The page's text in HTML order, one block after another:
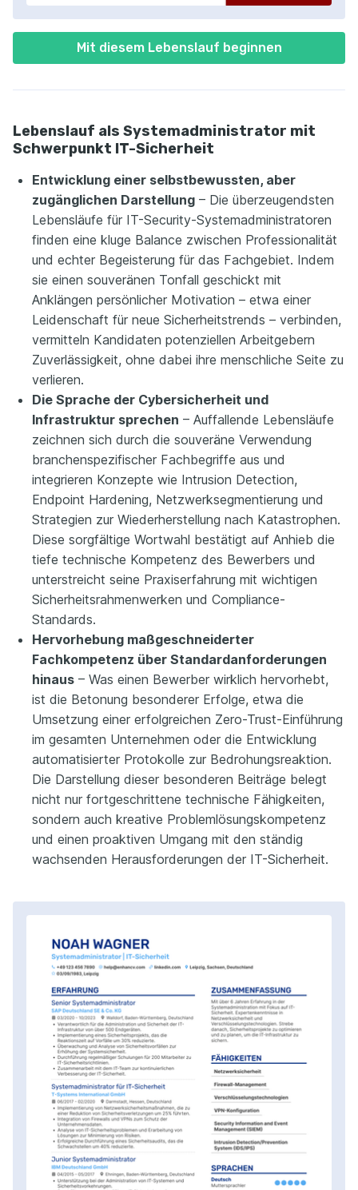
Mit diesem Lebenslauf beginnen
Lebenslauf als Systemadministrator mit
Schwerpunkt IT-Sicherheit
Entwicklung einer selbstbewussten, aber
zugänglichen Darstellung – Die überzeugendsten
Lebensläufe für IT-Security-Systemadministratoren
finden eine kluge Balance zwischen Professionalität
und echter Begeisterung für das Fachgebiet. Indem
sie einen souveränen Tonfall geschickt mit
Anklängen persönlicher Motivation – etwa einer
Leidenschaft für neue Sicherheitstrends – verbinden,
vermitteln Kandidaten potenziellen Arbeitgebern
Zuverlässigkeit, ohne dabei ihre menschliche Seite zu
verlieren.
Die Sprache der Cybersicherheit und
Infrastruktur sprechen – Auffallende Lebensläufe
zeichnen sich durch die souveräne Verwendung
branchenspezifischer Fachbegriffe aus und
integrieren Konzepte wie Intrusion Detection,
Endpoint Hardening, Netzwerksegmentierung und
Strategien zur Wiederherstellung nach Katastrophen.
Diese sorgfältige Wortwahl bestätigt auf Anhieb die
tiefe technische Kompetenz des Bewerbers und
unterstreicht seine Praxiserfahrung mit wichtigen
Sicherheitsrahmenwerken und Compliance-
Standards.
Hervorhebung maßgeschneiderter
Fachkompetenz über Standardanforderungen
hinaus – Was einen Bewerber wirklich hervorhebt,
ist die Betonung besonderer Erfolge, etwa die
Umsetzung einer erfolgreichen Zero-Trust-Einführung
im gesamten Unternehmen oder die Entwicklung
automatisierter Protokolle zur Bedrohungsreaktion.
Die Darstellung dieser besonderen Beiträge belegt
nicht nur fortgeschrittene technische Fähigkeiten,
sondern auch kreative Problemlösungskompetenz
und einen proaktiven Umgang mit den ständig
wachsenden Herausforderungen der IT-Sicherheit.